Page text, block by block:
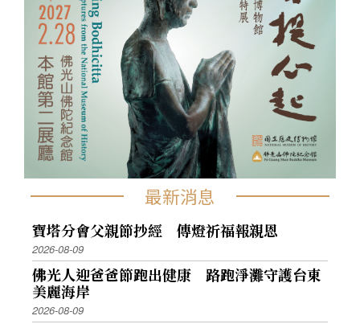
最新消息
寶塔分會父親節抄經 傳燈祈福報親恩
2026-08-09
佛光人迎爸爸節跑出健康 路跑淨灘守護台東
美麗海岸
2026-08-09